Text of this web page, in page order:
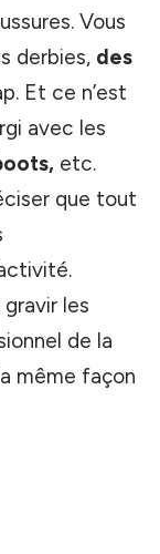
Vous
derbies, des
Et ce n’est
avec les
etc.
que tout
les
de la
même façon